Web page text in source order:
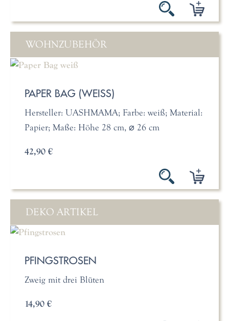
WOHNZUBEHÖR
PAPER BAG (WEISS)
Hersteller: UASHMAMA; Farbe: weiß; Material:
Papier; Maße: Höhe 28 cm, ⌀ 26 cm
42,90 €
DEKO ARTIKEL
PFINGSTROSEN
Zweig mit drei Blüten
14,90 €